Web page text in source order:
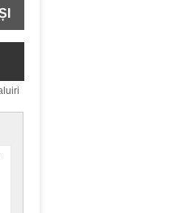
COTA TVA, OBLIGAȚII